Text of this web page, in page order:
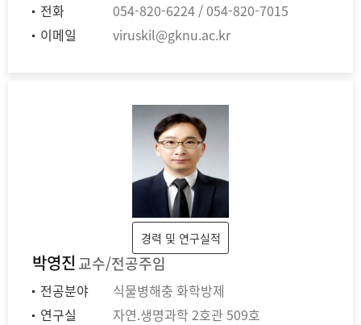
전화
054-820-6224 / 054-820-7015
이메일
viruskil@gknu.ac.kr
경력 및 연구실적
박영진교수/전공주임
전공분야
식물병해충 화학방제
연구실
자연.생명과학 2호관 509호